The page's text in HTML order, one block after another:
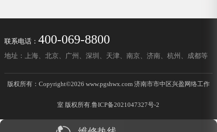
联系电话： 400-069-8800
地址：上海、北京、广州、深圳、天津、南京、济南、杭州、成都等
版权所有：Copyright©2026 www.pgshwx.com 济南市市中区兴盈网络工作
室 版权所有.鲁ICP备2021047327号-2